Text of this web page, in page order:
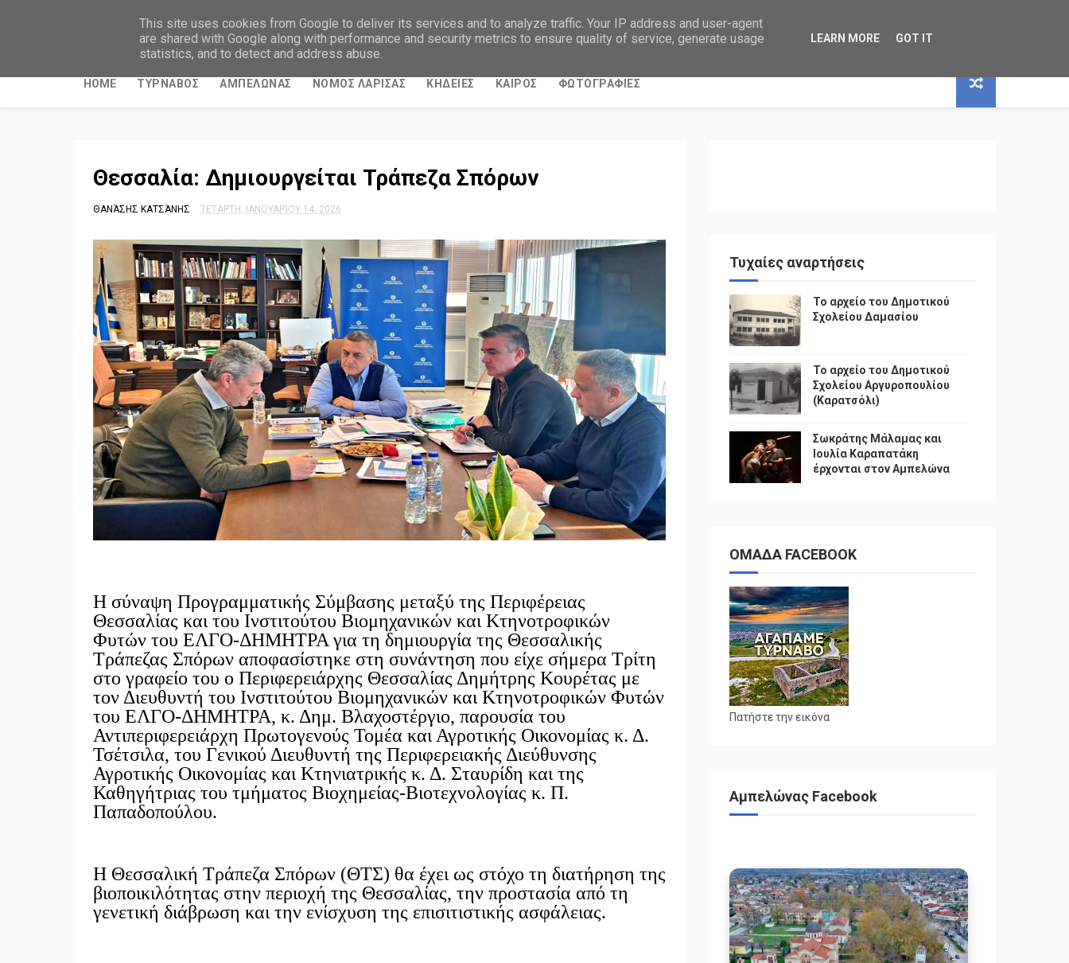
ΤΥΡΝΑΒΙΤΙΚΑ ΝΕΑ
HOME ΤΥΡΝΑΒΟΣ ΑΜΠΕΛΩΝΑΣ ΝΟΜΟΣ ΛΑΡΙΣΑΣ ΚΗΔΕΙΕΣ ΚΑΙΡΟΣ ΦΩΤΟΓΡΑΦΙΕΣ
Θεσσαλία: Δημιουργείται Τράπεζα Σπόρων
ΘΑΝΆΣΗΣ ΚΑΤΣΆΝΗΣ ΤΕΤΆΡΤΗ, ΙΑΝΟΥΑΡΊΟΥ 14, 2026
Η σύναψη Προγραμματικής Σύμβασης μεταξύ της Περιφέρειας
Θεσσαλίας και του Ινστιτούτου Βιομηχανικών και Κτηνοτροφικών
Φυτών του ΕΛΓΟ-ΔΗΜΗΤΡΑ για τη δημιουργία της Θεσσαλικής
Τράπεζας Σπόρων αποφασίστηκε στη συνάντηση που είχε σήμερα Τρίτη
στο γραφείο του ο Περιφερειάρχης Θεσσαλίας Δημήτρης Κουρέτας με
τον Διευθυντή του Ινστιτούτου Βιομηχανικών και Κτηνοτροφικών Φυτών
του ΕΛΓΟ-ΔΗΜΗΤΡΑ, κ. Δημ. Βλαχοστέργιο, παρουσία του
Αντιπεριφερειάρχη Πρωτογενούς Τομέα και Αγροτικής Οικονομίας κ. Δ.
Τσέτσιλα, του Γενικού Διευθυντή της Περιφερειακής Διεύθυνσης
Αγροτικής Οικονομίας και Κτηνιατρικής κ. Δ. Σταυρίδη και της
Καθηγήτριας του τμήματος Βιοχημείας-Βιοτεχνολογίας κ. Π.
Παπαδοπούλου.
Η Θεσσαλική Τράπεζα Σπόρων (ΘΤΣ) θα έχει ως στόχο τη διατήρηση της
βιοποικιλότητας στην περιοχή της Θεσσαλίας, την προστασία από τη
γενετική διάβρωση και την ενίσχυση της επισιτιστικής ασφάλειας.
Τυχαίες αναρτήσεις
Το αρχείο του Δημοτικού
Σχολείου Δαμασίου
Το αρχείο του Δημοτικού
Σχολείου Αργυροπουλίου
(Καρατσόλι)
Σωκράτης Μάλαμας και
Ιουλία Καραπατάκη
έρχονται στον Αμπελώνα
ΟΜΑΔΑ FACEBOOK
Πατήστε την εικόνα
Αμπελώνας Facebook
This site uses cookies from Google to deliver its services and to analyze traffic. Your IP address and user-agent
are shared with Google along with performance and security metrics to ensure quality of service, generate usage
statistics, and to detect and address abuse.
LEARN MORE GOT IT